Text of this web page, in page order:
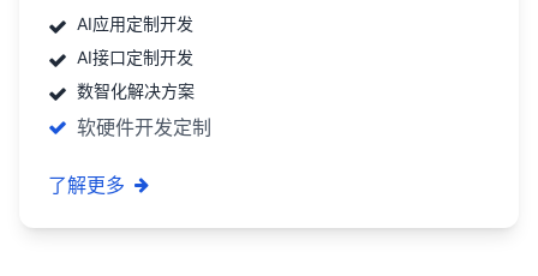
AI应用定制开发
AI接口定制开发
数智化解决方案
软硬件开发定制
了解更多